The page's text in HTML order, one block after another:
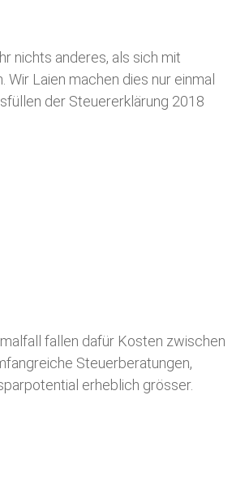
nichts anderes, als sich mit
Wir Laien machen dies nur einmal
der Steuererklärung 2018
fallen dafür Kosten zwischen
Steuerberatungen,
erheblich grösser.